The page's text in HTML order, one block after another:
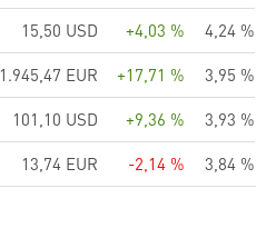
15,50 USD +4,03 %
4,24 %
1.945,47 EUR +17,71 %
3,95 %
101,10 USD +9,36 %
3,93 %
13,74 EUR -2,14 % 3,84 %